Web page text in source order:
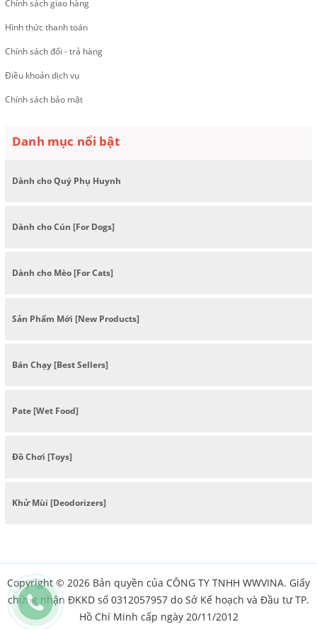
Chính sách giao hàng
Hình thức thanh toán
Chính sách đổi - trả hàng
Điều khoản dịch vụ
Chính sách bảo mật
Danh mục nổi bật
Dành cho Quý Phụ Huynh
Dành cho Cún [For Dogs]
Dành cho Mèo [For Cats]
Sản Phẩm Mới [New Products]
Bán Chạy [Best Sellers]
Pate [Wet Food]
Đồ Chơi [Toys]
Khử Mùi [Deodorizers]
Copyright © 2026 Bản quyền của CÔNG TY TNHH WWVINA. Giấy
chứng nhận ĐKKD số 0312057957 do Sở Kế hoạch và Đầu tư TP.
Hồ Chí Minh cấp ngày 20/11/2012